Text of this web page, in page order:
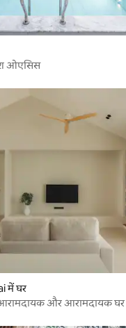
ओएसिस
में घर
और आरामदायक